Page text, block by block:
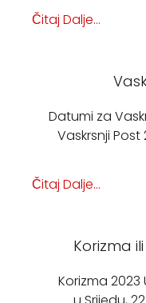
Čitaj Dalje...
Datumi za
Vaskrsnji
Čitaj Dalje...
Korizma
Korizma 2023